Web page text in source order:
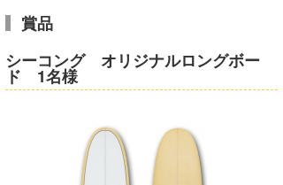
賞品
シーコング オリジナルロングボー
ド 1名様